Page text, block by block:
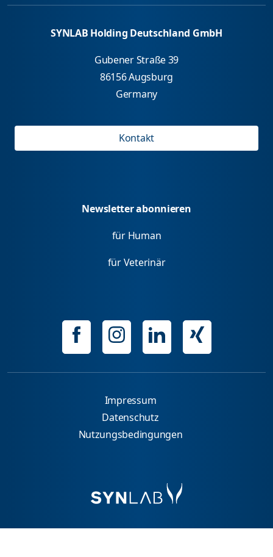
SYNLAB Holding Deutschland GmbH
Gubener Straße 39
86156 Augsburg
Germany
Kontakt
Newsletter abonnieren
für Human
für Veterinär
Impressum
Datenschutz
Nutzungsbedingungen